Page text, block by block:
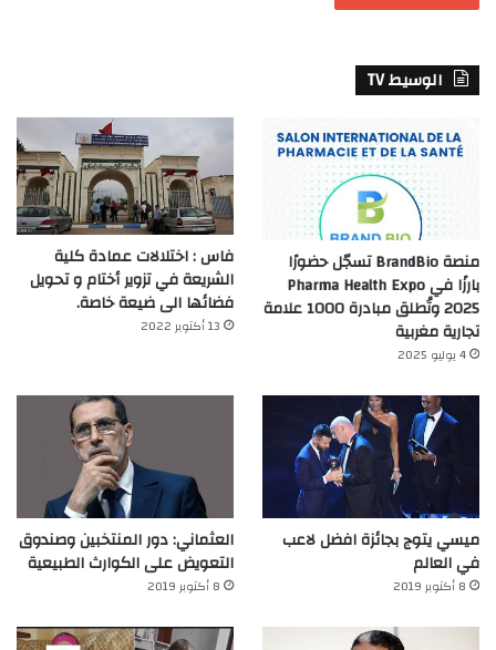
الوسيط TV
منصة BrandBio تسجّل حضورًا
بارزًا في Pharma Health Expo
2025 وتُطلق مبادرة 1000 علامة
تجارية مغربية
4 يوليو 2025
فاس : اختلالات عمادة كلية
الشريعة في تزوير أختام و تحويل
فضائها الى ضيعة خاصة.
13 أكتوبر 2022
ميسي يتوج بجائزة افضل لاعب
في العالم‎
8 أكتوبر 2019
العثماني: دور المنتخبين وصندوق
التعويض على الكوارث الطبيعية
8 أكتوبر 2019